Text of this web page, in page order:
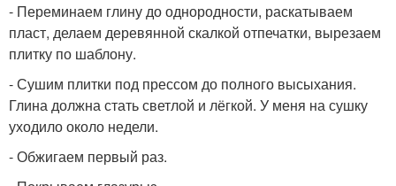
- Переминаем глину до однородности, раскатываем
пласт, делаем деревянной скалкой отпечатки, вырезаем
плитку по шаблону.
- Сушим плитки под прессом до полного высыхания.
Глина должна стать светлой и лёгкой. У меня на сушку
уходило около недели.
- Обжигаем первый раз.